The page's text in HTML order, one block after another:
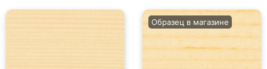
Образец в магазине